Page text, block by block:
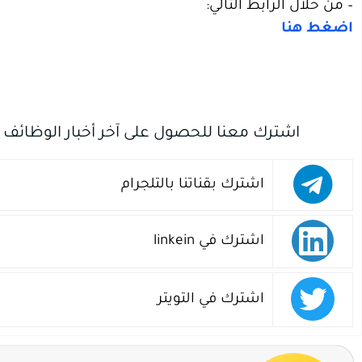
– من خلال الرابط التالي:
اضغط هنا
اشترك معنا للحصول على آخر أخبار الوظائف
اشترك بقناتنا بالتلجرام
اشترك في linkein
اشترك في التويتر